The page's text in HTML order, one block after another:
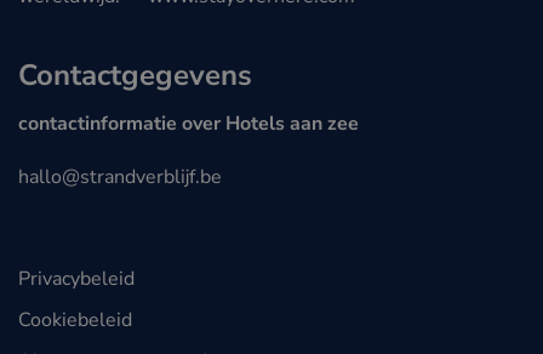
Contactgegevens
contactinformatie over Hotels aan zee
hallo@strandverblijf.be
Privacybeleid
Cookiebeleid